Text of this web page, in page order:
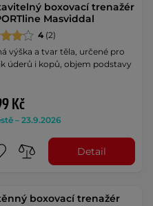
boxovací trenažér
Masviddal
4 (2)
výška a tvar těla, určené pro
úderů i kopů, objem podstavy
Kč
– 23.9.2026
Detail
boxovací trenažér